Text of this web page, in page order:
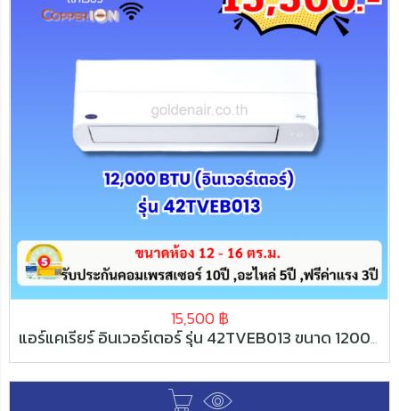
15,500 ฿
แอร์แคเรียร์ อินเวอร์เตอร์ รุ่น 42TVEB013 ขนาด 12000 BTU